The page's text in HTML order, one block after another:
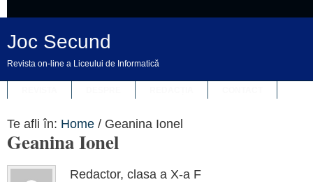
Joc Secund
Revista on-line a Liceului de Informatică
Te afli în: Home / Geanina Ionel
Geanina Ionel
Redactor, clasa a X-a F